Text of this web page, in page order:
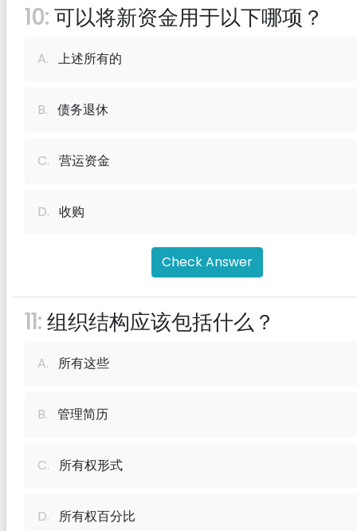
10:可以将新资金用于以下哪项？
A. 上述所有的
B. 债务退休
C. 营运资金
D. 收购
Check Answer
11:组织结构应该包括什么？
A. 所有这些
B. 管理简历
C. 所有权形式
D. 所有权百分比